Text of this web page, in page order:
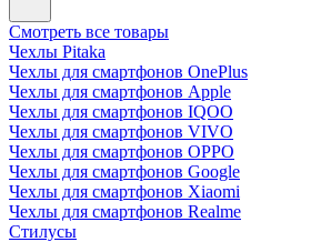
Смотреть все товары
Чехлы Pitaka
Чехлы для смартфонов OnePlus
Чехлы для смартфонов Apple
Чехлы для смартфонов IQOO
Чехлы для смартфонов VIVO
Чехлы для смартфонов OPPO
Чехлы для смартфонов Google
Чехлы для смартфонов Xiaomi
Чехлы для смартфонов Realme
Стилусы